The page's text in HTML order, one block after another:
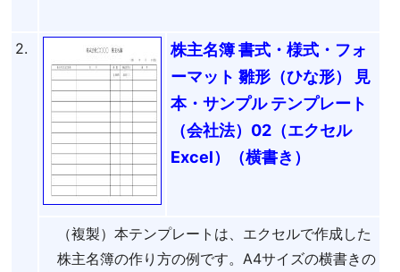
2.
株主名簿 書式・様式・フォ
ーマット 雛形（ひな形） 見
本・サンプル テンプレート
（会社法）02（エクセル
Excel）（横書き）
（複製）本テンプレートは、エクセルで作成した
株主名簿の作り方の例です。A4サイズの横書きの